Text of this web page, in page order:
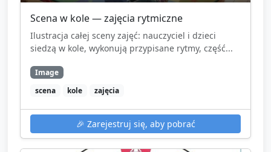
Scena w kole — zajęcia rytmiczne
Ilustracja całej sceny zajęć: nauczyciel i dzieci
siedzą w kole, wykonują przypisane rytmy, część...
Image
scena
kole zajęcia
🎉 Zarejestruj się, aby pobrać